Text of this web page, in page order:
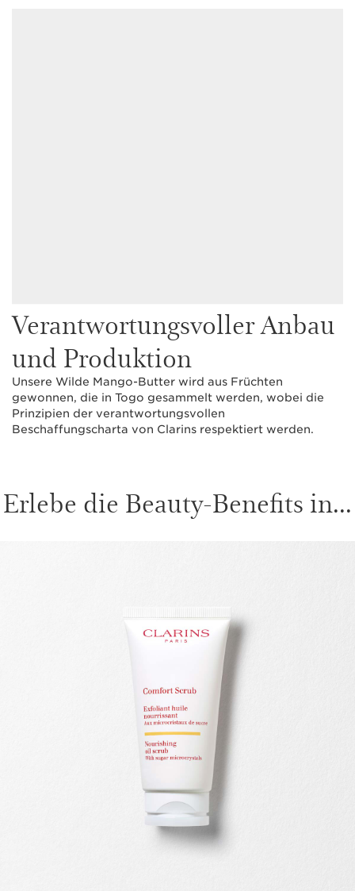
Verantwortungsvoller Anbau
und Produktion
Unsere Wilde Mango-Butter wird aus Früchten
gewonnen, die in Togo gesammelt werden, wobei die
Prinzipien der verantwortungsvollen
Beschaffungscharta von Clarins respektiert werden.
Erlebe die Beauty-Benefits in...